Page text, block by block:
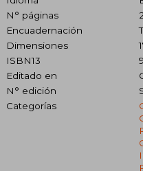
N° páginas
Encuadernación
Dimensiones
ISBN13
Editado en
N° edición
Categorías